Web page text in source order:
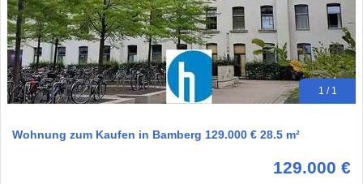
1 / 1
Wohnung zum Kaufen in Bamberg 129.000 € 28.5 m²
129.000 €